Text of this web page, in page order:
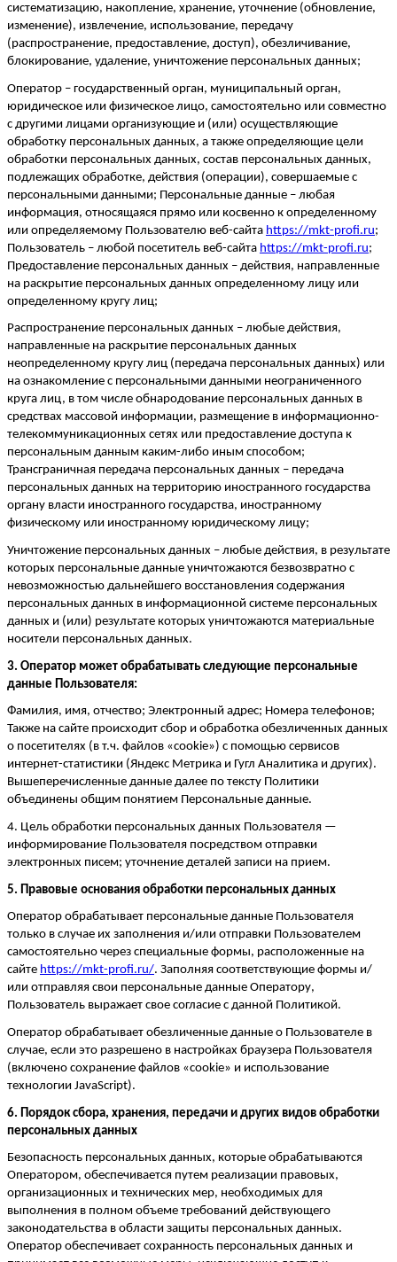
систематизацию, накопление, хранение, уточнение (обновление,
изменение), извлечение, использование, передачу
(распространение, предоставление, доступ), обезличивание,
блокирование, удаление, уничтожение персональных данных;
Оператор – государственный орган, муниципальный орган,
юридическое или физическое лицо, самостоятельно или совместно
с другими лицами организующие и (или) осуществляющие
обработку персональных данных, а также определяющие цели
обработки персональных данных, состав персональных данных,
подлежащих обработке, действия (операции), совершаемые с
персональными данными; Персональные данные – любая
информация, относящаяся прямо или косвенно к определенному
или определяемому Пользователю веб-сайта https://mkt-profi.ru;
Пользователь – любой посетитель веб-сайта https://mkt-profi.ru;
Предоставление персональных данных – действия, направленные
на раскрытие персональных данных определенному лицу или
определенному кругу лиц;
Распространение персональных данных – любые действия,
направленные на раскрытие персональных данных
неопределенному кругу лиц (передача персональных данных) или
на ознакомление с персональными данными неограниченного
круга лиц, в том числе обнародование персональных данных в
средствах массовой информации, размещение в информационно-
телекоммуникационных сетях или предоставление доступа к
персональным данным каким-либо иным способом;
Трансграничная передача персональных данных – передача
персональных данных на территорию иностранного государства
органу власти иностранного государства, иностранному
физическому или иностранному юридическому лицу;
Уничтожение персональных данных – любые действия, в результате
которых персональные данные уничтожаются безвозвратно с
невозможностью дальнейшего восстановления содержания
персональных данных в информационной системе персональных
данных и (или) результате которых уничтожаются материальные
носители персональных данных.
3. Оператор может обрабатывать следующие персональные
данные Пользователя:
Фамилия, имя, отчество; Электронный адрес; Номера телефонов;
Также на сайте происходит сбор и обработка обезличенных данных
о посетителях (в т.ч. файлов «cookie») с помощью сервисов
интернет-статистики (Яндекс Метрика и Гугл Аналитика и других).
Вышеперечисленные данные далее по тексту Политики
объединены общим понятием Персональные данные.
4. Цель обработки персональных данных Пользователя —
информирование Пользователя посредством отправки
электронных писем; уточнение деталей записи на прием.
5. Правовые основания обработки персональных данных
Оператор обрабатывает персональные данные Пользователя
только в случае их заполнения и/или отправки Пользователем
самостоятельно через специальные формы, расположенные на
сайте https://mkt-profi.ru/. Заполняя соответствующие формы и/
или отправляя свои персональные данные Оператору,
Пользователь выражает свое согласие с данной Политикой.
Оператор обрабатывает обезличенные данные о Пользователе в
случае, если это разрешено в настройках браузера Пользователя
(включено сохранение файлов «cookie» и использование
технологии JavaScript).
6. Порядок сбора, хранения, передачи и других видов обработки
персональных данных
Безопасность персональных данных, которые обрабатываются
Оператором, обеспечивается путем реализации правовых,
организационных и технических мер, необходимых для
выполнения в полном объеме требований действующего
законодательства в области защиты персональных данных.
Оператор обеспечивает сохранность персональных данных и